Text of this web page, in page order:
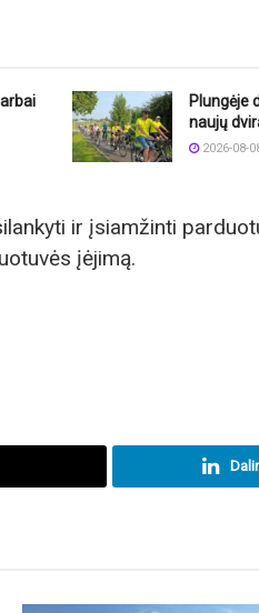
Plungėje
naujų
2026-08-
ir įsiamžinti
įėjimą.